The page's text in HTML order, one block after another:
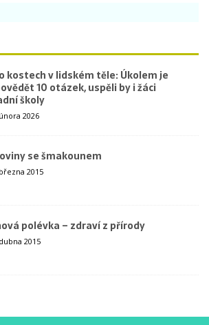
kostech v lidském těle: Úkolem je
10 otázek, uspěli by i žáci
školy
2026
se šmakounem
2015
polévka – zdraví z přírody
2015